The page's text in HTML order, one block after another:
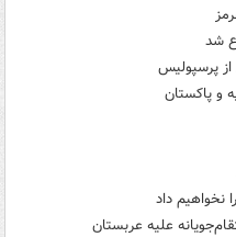
شد
پرسپولیس
و پاکستان
نخواهیم داد
علیه عربستان